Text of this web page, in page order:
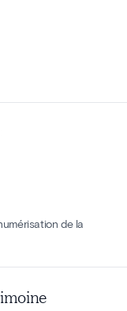
de la